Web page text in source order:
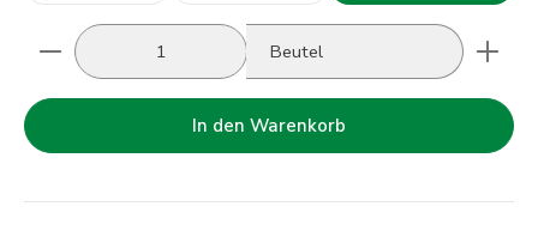
Produkt Anzahl: Gib den gewünschten Wert ein
Beutel
In den Warenkorb